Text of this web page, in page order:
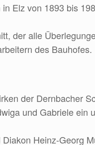
Elz von 1893 bis
der alle
des Bauhofes.
der Dernbacher
und Gabriele ein
Heinz-Georg